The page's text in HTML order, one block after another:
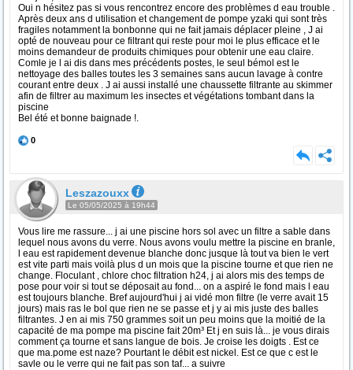
Oui n hésitez pas si vous rencontrez encore des problèmes d eau trouble .
Après deux ans d utilisation et changement de pompe yzaki qui sont très
fragiles notamment la bonbonne qui ne fait jamais déplacer pleine , J ai
opté de nouveau pour ce filtrant qui reste pour moi le plus efficace et le
moins demandeur de produits chimiques pour obtenir une eau claire.
Comle je l ai dis dans mes précédents postes, le seul bémol est le
nettoyage des balles toutes les 3 semaines sans aucun lavage à contre
courant entre deux . J ai aussi installé une chaussette filtrante au skimmer
afin de filtrer au maximum les insectes et végétations tombant dans la
piscine
Bel été et bonne baignade !.
0
Leszazouxx
Le 05/05/2025 à 19h44
Vous lire me rassure... j ai une piscine hors sol avec un filtre a sable dans
lequel nous avons du verre. Nous avons voulu mettre la piscine en branle,
l eau est rapidement devenue blanche donc jusque là tout va bien le vert
est vite parti mais voilà plus d un mois que la piscine tourne et que rien ne
change. Floculant , chlore choc filtration h24, j ai alors mis des temps de
pose pour voir si tout se déposait au fond... on a aspiré le fond mais l eau
est toujours blanche. Bref aujourd'hui j ai vidé mon filtre (le verre avait 15
jours) mais ras le bol que rien ne se passe et j y ai mis juste des balles
filtrantes. J en ai mis 750 grammes soit un peu moins que la moitié de la
capacité de ma pompe ma piscine fait 20m³ Et j en suis là... je vous dirais
comment ça tourne et sans langue de bois. Je croise les doigts . Est ce
que ma.pome est naze? Pourtant le débit est nickel. Est ce que c est le
savle ou le verre qui ne fait pas son taf... a suivre